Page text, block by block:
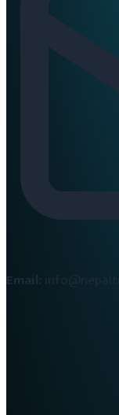
Email: